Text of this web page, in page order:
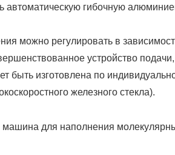
автоматическую гибочную
можно регулировать в
устройство
быть изготовлена ​​по
железного стекла).